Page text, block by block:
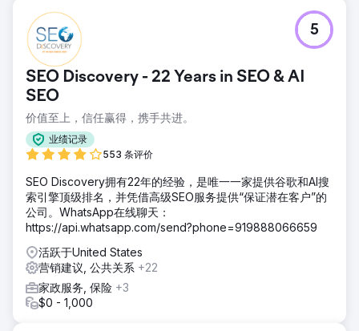
SEO Discovery - 22 Years in SEO & AI
SEO
价值至上，信任赢得，携手共进。
业绩记录
553 条评价
5
SEO Discovery拥有22年的经验，是唯一一家提供谷歌和AI搜
索引擎顶级排名，并凭借高级SEO服务提供“保证潜在客户”的
公司。WhatsApp在线聊天：
https://api.whatsapp.com/send?phone=919888066659
活跃于United States
营销建议, 公共关系 +22
家政服务, 保险 +3
$0 - 1,000